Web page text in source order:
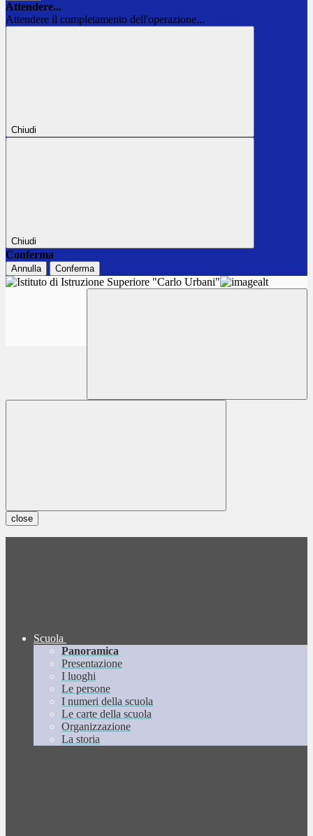
Attendere...
Attendere il completamento dell'operazione...
Chiudi
Chiudi
Conferma
Annulla Conferma
close
Scuola
Panoramica
Presentazione
I luoghi
Le persone
I numeri della scuola
Le carte della scuola
Organizzazione
La storia